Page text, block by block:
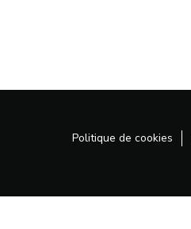
Politique de cookies